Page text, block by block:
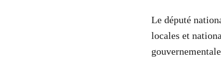
Le député
locales et